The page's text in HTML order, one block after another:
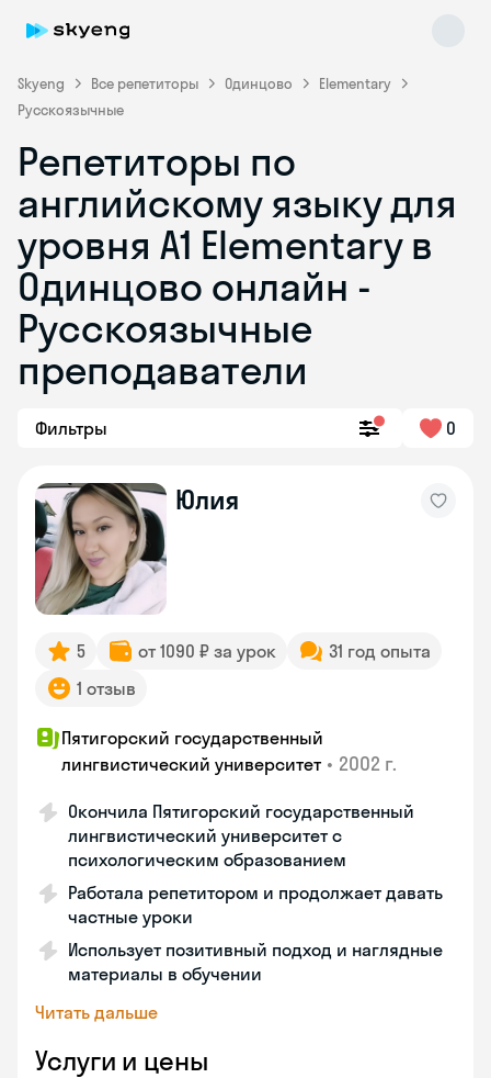
Skyeng Все репетиторы Одинцово
Elementary
Русскоязычные
Репетиторы по
английскому языку для
уровня A1 Elementary в
Одинцово онлайн -
Русскоязычные
преподаватели
Фильтры 0
Юлия
5 от 1090 ₽ за урок
31 год опыта
1 отзыв
Пятигорский государственный
лингвистический университет • 2002 г.
Окончила Пятигорский государственный
лингвистический университет с
психологическим образованием
Работала репетитором и продолжает давать
частные уроки
Использует позитивный подход и наглядные
материалы в обучении
Читать дальше
Услуги и цены
Skyeng Chat